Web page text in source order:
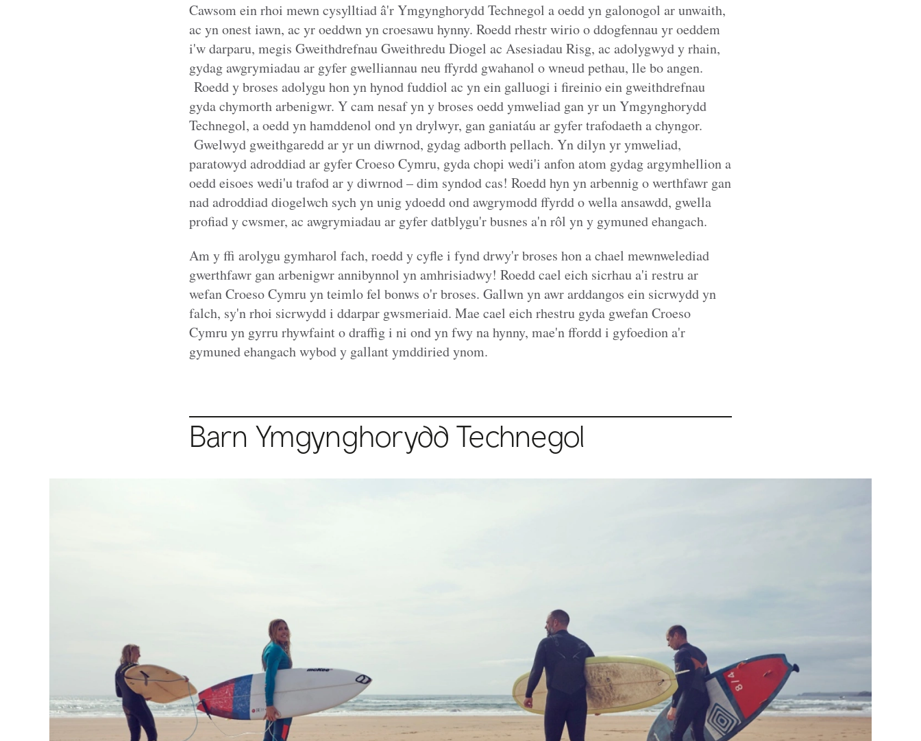
Cawsom ein rhoi mewn cysylltiad â'r Ymgynghorydd Technegol a oedd yn galonogol ar unwaith,
ac yn onest iawn, ac yr oeddwn yn croesawu hynny. Roedd rhestr wirio o ddogfennau yr oeddem
i'w darparu, megis Gweithdrefnau Gweithredu Diogel ac Asesiadau Risg, ac adolygwyd y rhain,
gydag awgrymiadau ar gyfer gwelliannau neu ffyrdd gwahanol o wneud pethau, lle bo angen.
Roedd y broses adolygu hon yn hynod fuddiol ac yn ein galluogi i fireinio ein gweithdrefnau
gyda chymorth arbenigwr. Y cam nesaf yn y broses oedd ymweliad gan yr un Ymgynghorydd
Technegol, a oedd yn hamddenol ond yn drylwyr, gan ganiatáu ar gyfer trafodaeth a chyngor.
Gwelwyd gweithgaredd ar yr un diwrnod, gydag adborth pellach. Yn dilyn yr ymweliad,
paratowyd adroddiad ar gyfer Croeso Cymru, gyda chopi wedi'i anfon atom gydag argymhellion a
oedd eisoes wedi'u trafod ar y diwrnod – dim syndod cas! Roedd hyn yn arbennig o werthfawr gan
nad adroddiad diogelwch sych yn unig ydoedd ond awgrymodd ffyrdd o wella ansawdd, gwella
profiad y cwsmer, ac awgrymiadau ar gyfer datblygu'r busnes a'n rôl yn y gymuned ehangach.
Am y ffi arolygu gymharol fach, roedd y cyfle i fynd drwy'r broses hon a chael mewnwelediad
gwerthfawr gan arbenigwr annibynnol yn amhrisiadwy! Roedd cael eich sicrhau a'i restru ar
wefan Croeso Cymru yn teimlo fel bonws o'r broses. Gallwn yn awr arddangos ein sicrwydd yn
falch, sy'n rhoi sicrwydd i ddarpar gwsmeriaid. Mae cael eich rhestru gyda gwefan Croeso
Cymru yn gyrru rhywfaint o draffig i ni ond yn fwy na hynny, mae'n ffordd i gyfoedion a'r
gymuned ehangach wybod y gallant ymddiried ynom.
Barn Ymgynghorydd Technegol